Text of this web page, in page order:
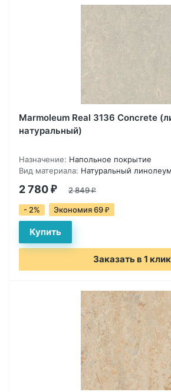
Marmoleum Real 3136 Concrete
натуральный)
Назначение: Напольное покрытие
Вид материала: Натуральный линолеум
2 780 ₽ 2 849₽
- 2% Экономия 69 ₽
Заказать в 1 клик